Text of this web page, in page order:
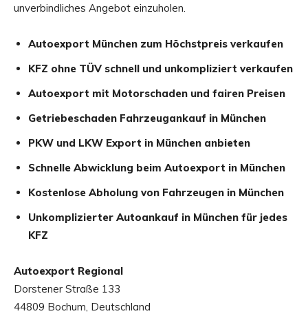
unverbindliches Angebot einzuholen.
Autoexport München zum Höchstpreis verkaufen
KFZ ohne TÜV schnell und unkompliziert verkaufen
Autoexport mit Motorschaden und fairen Preisen
Getriebeschaden Fahrzeugankauf in München
PKW und LKW Export in München anbieten
Schnelle Abwicklung beim Autoexport in München
Kostenlose Abholung von Fahrzeugen in München
Unkomplizierter Autoankauf in München für jedes
KFZ
Autoexport Regional
Dorstener Straße 133
44809 Bochum, Deutschland